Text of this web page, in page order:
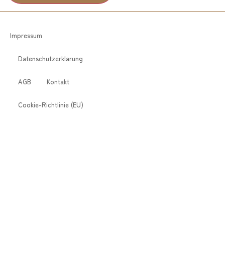
Impressum
Datenschutzerklärung
AGB Kontakt
Cookie-Richtlinie (EU)